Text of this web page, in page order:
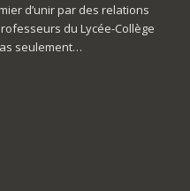
d’unir par des relations
du Lycée-Collège
seulement…